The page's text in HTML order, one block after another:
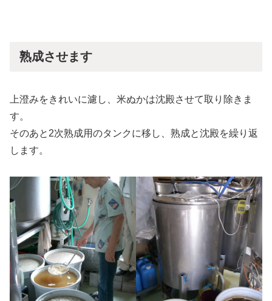
熟成させます
上澄みをきれいに濾し、米ぬかは沈殿させて取り除きま
す。
そのあと2次熟成用のタンクに移し、熟成と沈殿を繰り返
します。